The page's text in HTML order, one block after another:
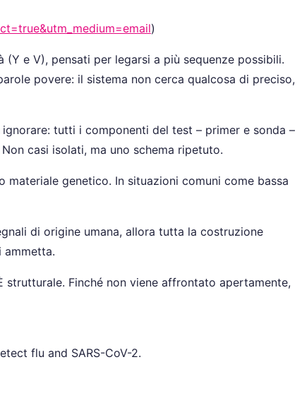
)
e V), pensati per legarsi a più sequenze possibili.
povere: il sistema non cerca qualcosa di preciso,
tutti i componenti del test – primer e sonda –
casi isolati, ma uno schema ripetuto.
genetico. In situazioni comuni come bassa
di origine umana, allora tutta la costruzione
ammetta.
strutturale. Finché non viene affrontato apertamente,
flu and SARS-CoV-2.